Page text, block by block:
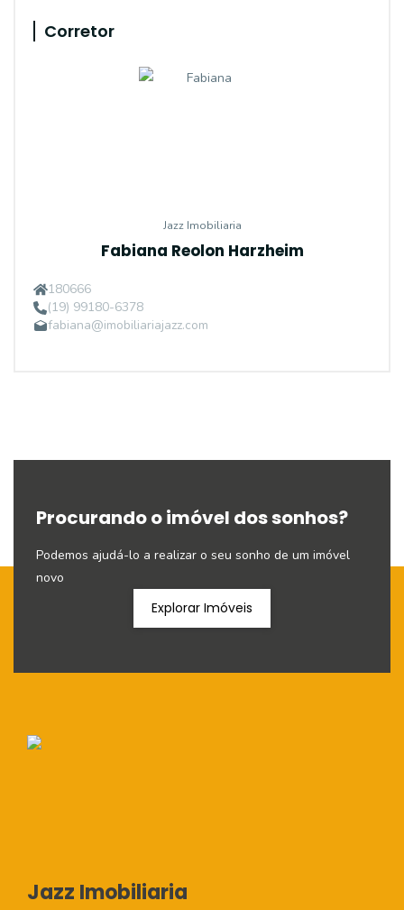
Corretor
Jazz Imobiliaria
Fabiana Reolon Harzheim
180666
(19) 99180-6378
fabiana@imobiliariajazz.com
Procurando o imóvel dos sonhos?
Podemos ajudá-lo a realizar o seu sonho de um imóvel
novo
Explorar Imóveis
Jazz Imobiliaria